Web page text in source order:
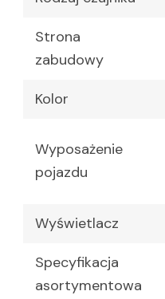
Strona
zabudowy
Kolor
Wyposażenie
pojazdu
Wyświetlacz
Specyfikacja
asortymentowa